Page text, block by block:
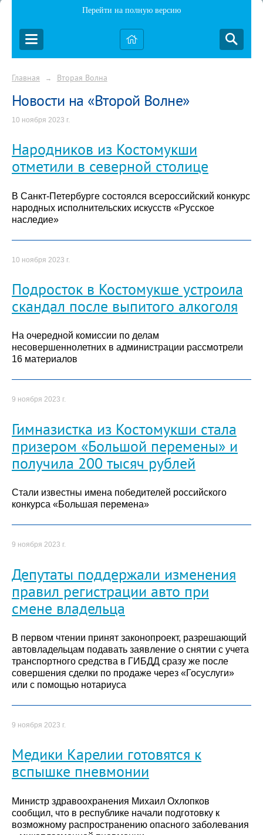
Перейти на полную версию
Главная → Вторая Волна
Новости на «Второй Волне»
10 ноября 2023 г.
Народников из Костомукши
отметили в северной столице
В Санкт-Петербурге состоялся всероссийский конкурс
народных исполнительских искусств «Русское
наследие»
10 ноября 2023 г.
Подросток в Костомукше устроила
скандал после выпитого алкоголя
На очередной комиссии по делам
несовершеннолетних в администрации рассмотрели
16 материалов
9 ноября 2023 г.
Гимназистка из Костомукши стала
призером «Большой перемены» и
получила 200 тысяч рублей
Стали известны имена победителей российского
конкурса «Большая перемена»
9 ноября 2023 г.
Депутаты поддержали изменения
правил регистрации авто при
смене владельца
В первом чтении принят законопроект, разрешающий
автовладельцам подавать заявление о снятии с учета
транспортного средства в ГИБДД сразу же после
совершения сделки по продаже через «Госуслуги»
или с помощью нотариуса
9 ноября 2023 г.
Медики Карелии готовятся к
вспышке пневмонии
Министр здравоохранения Михаил Охлопков
сообщил, что в республике начали подготовку к
возможному распространению опасного заболевания